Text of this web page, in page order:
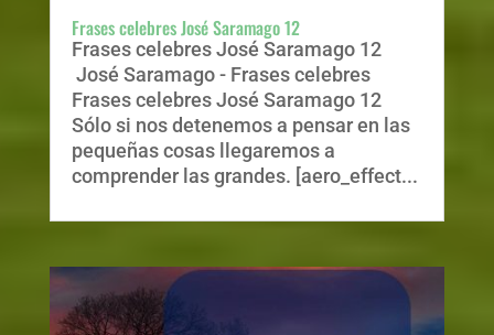
Frases celebres José Saramago 12
Frases celebres José Saramago 12
José Saramago - Frases celebres
Frases celebres José Saramago 12
Sólo si nos detenemos a pensar en las
pequeñas cosas llegaremos a
comprender las grandes. [aero_effect...